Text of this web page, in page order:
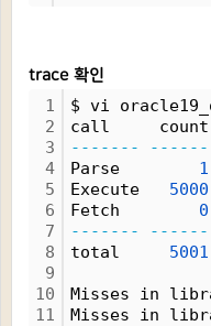
trace 확인
1
2
3
4
5
6
7
8
9
10
11
$ vi
call     count
-------
------
Parse 1
Execute 5000
Fetch 0
-------
------
total 5001
Misses in
Misses in